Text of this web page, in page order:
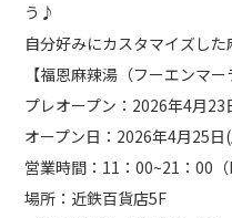
う♪
自分好みにカスタマイズし
【福恩麻辣湯（フーエンマー
プレオープン：2026年4月23
オープン日：2026年4月25日
営業時間：11：00~21：00
場所：近鉄百貨店5F